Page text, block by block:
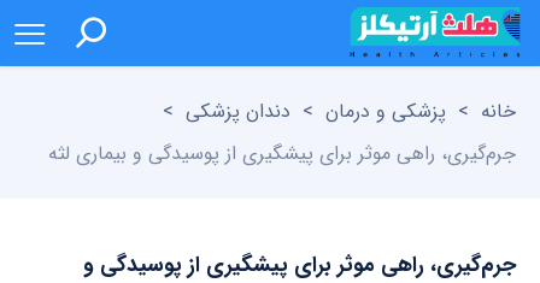
خانه > پزشکی و درمان > دندان پزشکی >
جرم‌گیری، راهی موثر برای پیشگیری از پوسیدگی و بیماری لثه
جرم‌گیری، راهی موثر برای پیشگیری از پوسیدگی و